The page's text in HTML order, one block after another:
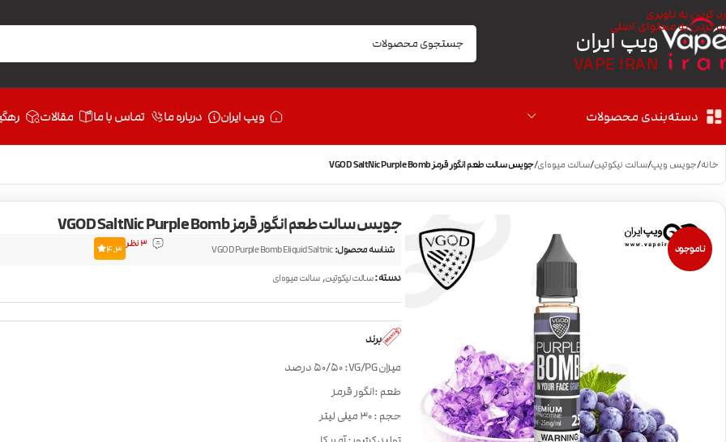
رد کردن به ناوبری
رد کردن به محتوای اصلی
ویپ ایران
VAPE IRAN
دسته‌بندی محصولات ویپ ایران درباره ما تماس با ما مقالات
خانه/جویس ویپ/سالت نیکوتین/سالت میوه‌ای/جویس سالت طعم انگور قرمز VGOD SaltNic Purple Bomb
ناموجود
جویس سالت طعم انگور قرمز VGOD SaltNic Purple Bomb
شناسه محصول:VGOD Purple Bomb Eliquid Saltnic 3 نظر 4.3
دسته:سالت نیکوتین, سالت میوه‌ای
برند
میزان VG/PG:
طعم :انگور قرمز
حجم : 30 میلی لیتر